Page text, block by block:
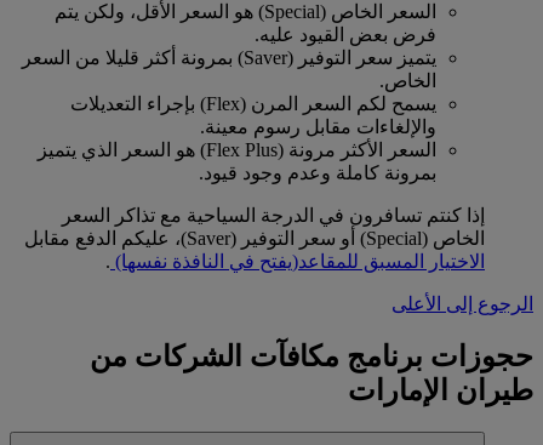
السعر الخاص (Special) هو السعر الأقل، ولكن يتم
فرض بعض القيود عليه.
يتميز سعر التوفير (Saver) بمرونة أكثر قليلا من السعر
الخاص.
يسمح لكم السعر المرن (Flex) بإجراء التعديلات
والإلغاءات مقابل رسوم معينة.
السعر الأكثر مرونة (Flex Plus) هو السعر الذي يتميز
بمرونة كاملة وعدم وجود قيود.
إذا كنتم تسافرون في الدرجة السياحية مع تذاكر السعر
الخاص (Special) أو سعر التوفير (Saver)، عليكم الدفع مقابل
الاختيار المسبق للمقاعد(يفتح في النافذة نفسها) .
الرجوع إلى الأعلى
حجوزات برنامج مكافآت الشركات من
طيران الإمارات